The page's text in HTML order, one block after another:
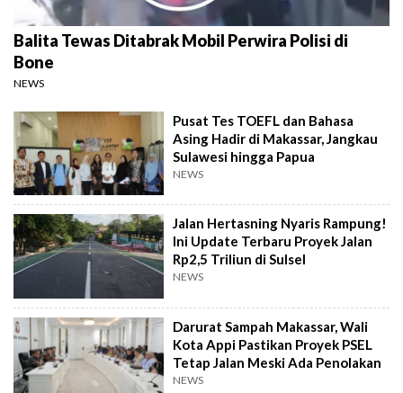
Balita Tewas Ditabrak Mobil Perwira Polisi di
Bone
NEWS
Pusat Tes TOEFL dan Bahasa
Asing Hadir di Makassar, Jangkau
Sulawesi hingga Papua
NEWS
Jalan Hertasning Nyaris Rampung!
Ini Update Terbaru Proyek Jalan
Rp2,5 Triliun di Sulsel
NEWS
Darurat Sampah Makassar, Wali
Kota Appi Pastikan Proyek PSEL
Tetap Jalan Meski Ada Penolakan
NEWS